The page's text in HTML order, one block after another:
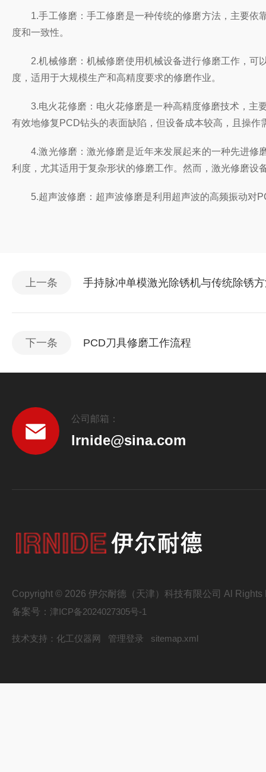
1.手工修磨：手工修磨是一种传统的修磨方法，主要依
度和一致性。
2.机械修磨：机械修磨使用机械设备进行修磨工作，可
度，适用于大规模生产和高精度要求的修磨作业。
3.电火花修磨：电火花修磨是一种高精度修磨技术，主要
有效地修复PCD钻头的表面缺陷，但设备成本较高，且操作
4.激光修磨：激光修磨是近年来发展起来的一种先进修
利度，尤其适用于复杂形状的修磨工作。然而，激光修磨设
5.超声波修磨：超声波修磨是利用超声波的高频振动对
上一条 手持脉冲单模激光除锈机与传统除锈
下一条 PCD刀具修磨工作流程
公司邮箱：
lrnide@sina.com
Copyright © 2026 伊尔耐德（天津）科技有限公司 Al Rights
备案号： 津ICP备2024027305号-1
技术支持： 化工仪器网 管理登录 sitemap.xml